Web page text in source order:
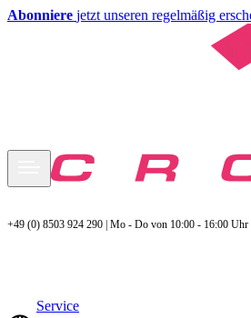
Abonniere jetzt unseren regelmäßig
+49 (0) 8503 924 290 | Mo - Do von 10:00 - 16:00 Uhr
Service